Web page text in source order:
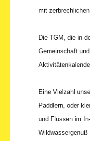
mit
Die TGM, die in
Gemeinschaft
Eine Vielzahl
Paddlern, oder
und Flüssen im